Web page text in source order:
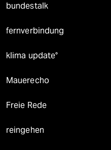
bundestalk
fernverbindung
klima update°
Mauerecho
Freie Rede
reingehen